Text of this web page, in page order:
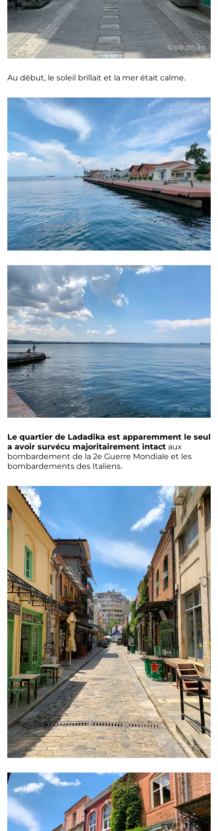
Au début, le soleil brillait et la mer était calme.
Le quartier de Ladadika est apparemment le seul
a avoir survécu majoritairement intact aux
bombardement de la 2e Guerre Mondiale et les
bombardements des Italiens.